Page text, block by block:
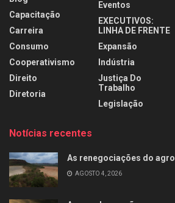
Capacitação
Carreira
Consumo
Cooperativismo
Direito
Diretoria
Eventos
EXECUTIVOS:
LINHA DE FRENTE
Expansão
Indústria
Justiça Do
Trabalho
Legislação
Notícias recentes
As renegociações do agro
AGOSTO 4, 2026